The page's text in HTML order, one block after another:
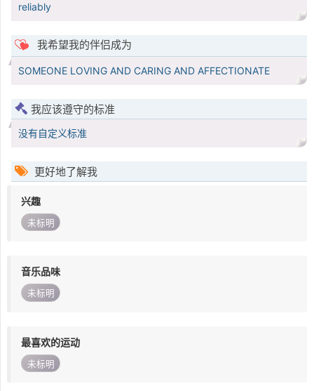
reliably
我希望我的伴侣成为
SOMEONE LOVING AND CARING AND AFFECTIONATE
我应该遵守的标准
没有自定义标准
更好地了解我
兴趣
未标明
音乐品味
未标明
最喜欢的运动
未标明